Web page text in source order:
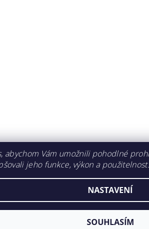
abychom Vám umožnili pohodlné
jeho funkce, výkon a použitelnost.
NASTAVENÍ
SOUHLASÍM